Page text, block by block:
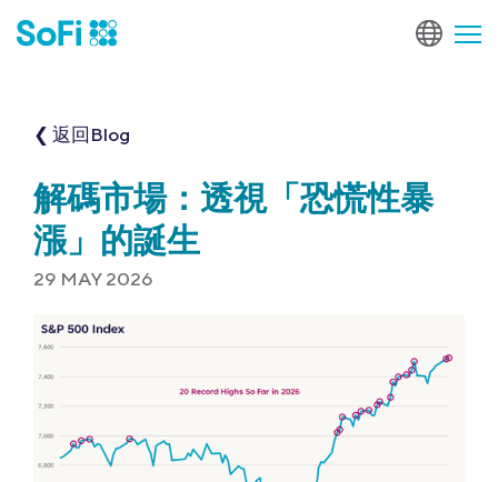
❮ 返回Blog
解碼市場：透視「恐慌性暴
漲」的誕生
29 MAY 2026